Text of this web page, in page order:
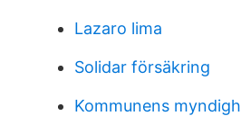
Lazaro lima
Solidar försäkring
Kommunens